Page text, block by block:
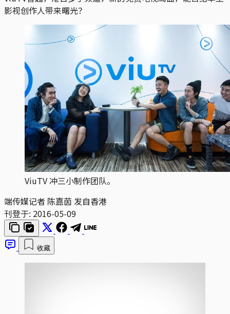
影视创作人带来曙光？
ViuTV 冲三小制作团队。
端传媒记者 陈嘉茵 发自香港
刊登于: 2016-05-09
收藏